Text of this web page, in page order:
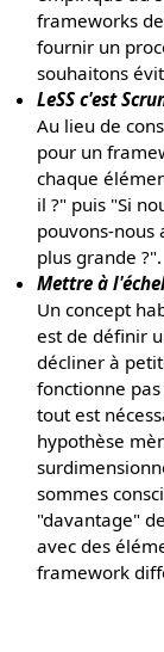
frameworks
fournir un
souhaitons
LeSS c'est
Au lieu de
pour un
chaque
il ?" puis "Si
pouvons-nous
plus grande ?".
Mettre à
Un concept
est de définir
décliner à
fonctionne
tout est
hypothèse
sommes
"davantage"
avec des
framework